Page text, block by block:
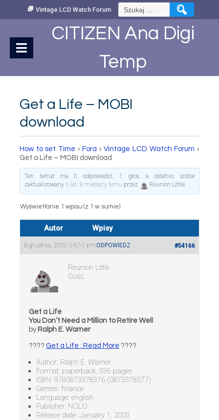
Vintage LCD Watch Forum Szukaj:
CITIZEN Ana Digi
Temp
Get a Life – MOBI
download
How to set Time › Fora › Vintage LCD Watch Forum ›
Get a Life – MOBI download
Ten temat ma 0 odpowiedzi, 1 głos, a ostatnio został
zaktualizowany 5 lat, 8 miesięcy temu przez Reunion Little.
Wyświetlanie 1 wpisu (z 1 w sumie)
Autor Wpisy
8 grudnia, 2020 o 6:10 pm #54166
ODPOWIEDZ
Reunion Little
Gość
Get a Life
You Don’t Need a Million to Retire Well
by Ralph E. Warner
???? Get a Life : Read More ????
Author: Ralph E. Warner
Format: paperback, 336 pages
ISBN: 9780873378376 (0873378377)
Genres: finance
Language: english
Publisher: NOLO
Release date: January 1, 2003